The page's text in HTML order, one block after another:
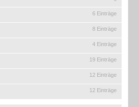
6 Einträge
8 Einträge
4 Einträge
19 Einträge
12 Einträge
12 Einträge